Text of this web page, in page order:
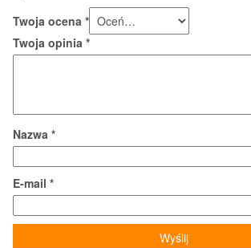
Twoja ocena *
Twoja opinia *
Nazwa *
E-mail *